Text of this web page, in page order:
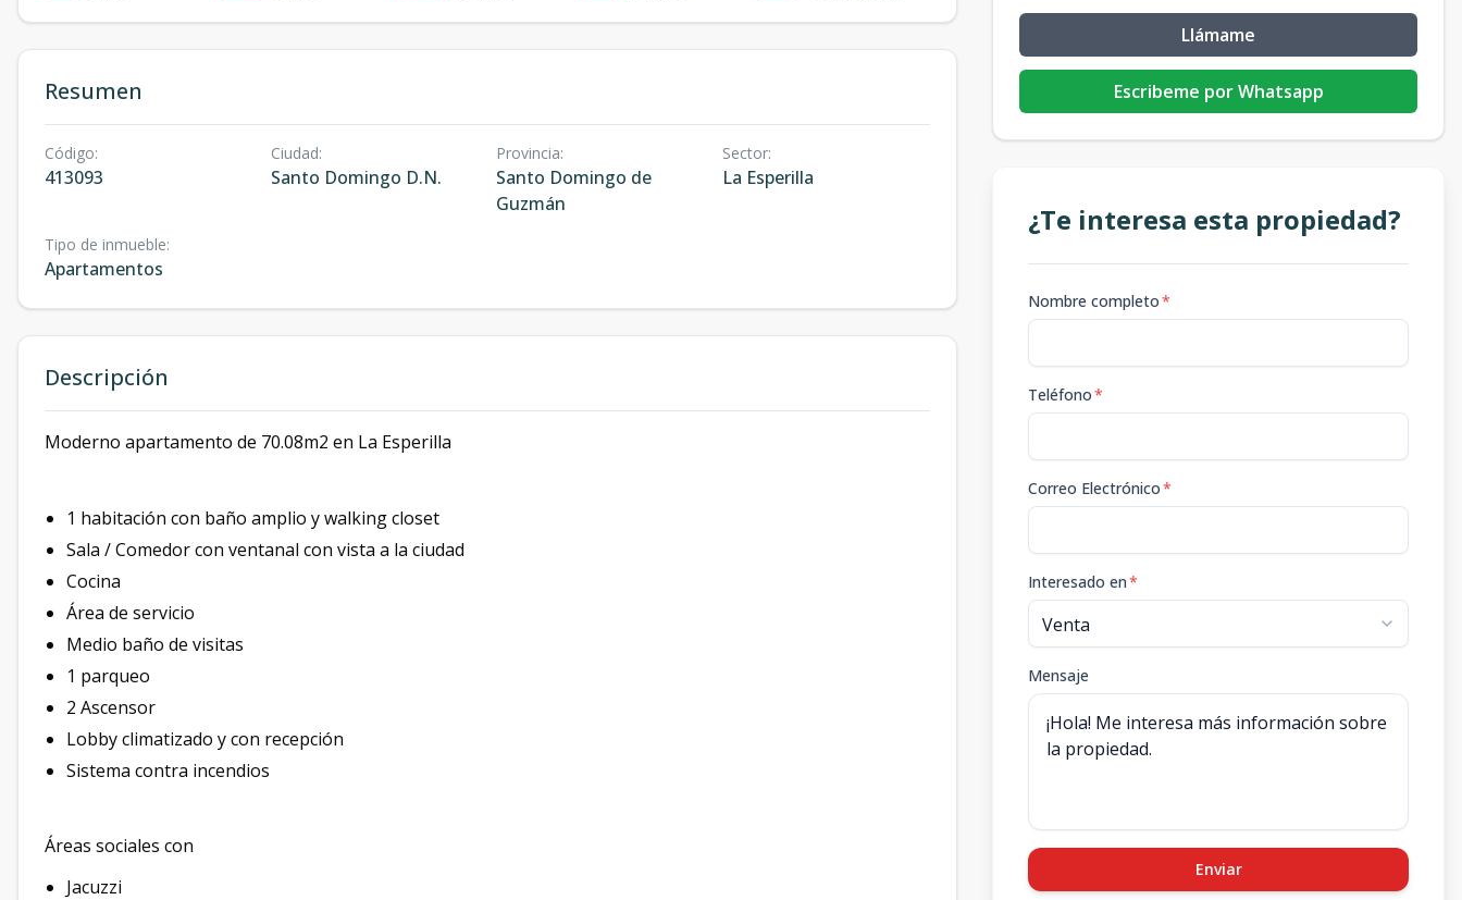
Resumen
Código:
413093
Ciudad:
Santo Domingo D.N.
Provincia:
Santo Domingo de
Guzmán
Sector:
La Esperilla
Tipo de inmueble:
Apartamentos
Descripción
Moderno apartamento de 70.08m2 en La Esperilla
1 habitación con baño amplio y walking closet
Sala / Comedor con ventanal con vista a la ciudad
Cocina
Área de servicio
Medio baño de visitas
1 parqueo
2 Ascensor
Lobby climatizado y con recepción
Sistema contra incendios
Áreas sociales con
Jacuzzi
Llámame
Escribeme por Whatsapp
¿Te interesa esta propiedad?
Nombre completo*
Teléfono*
Correo Electrónico*
Interesado en*
Mensaje
Enviar